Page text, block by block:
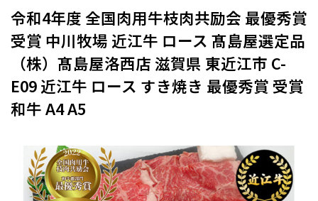
お礼品から選ぶ
肉 米・パン
果物類 エビ・カニ等
烏骨鶏等）
お酒
飲料類 菓子
自治体から選ぶ
石狩市（北海道）小樽市（北海道）
東川町（北海道）枝幸町（北海道）
白老町（北海道）別海町（北海道）
ふるさと納税とは
令和4年度 全国肉用牛枝肉共励会 最優秀賞
受賞 中川牧場 近江牛 ロース 髙島屋選定品
（株）髙島屋洛西店 滋賀県 東近江市 C-
E09 近江牛 ロース すき焼き 最優秀賞 受賞
和牛 A4 A5